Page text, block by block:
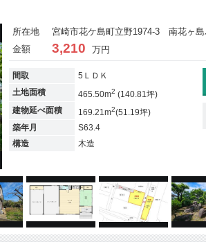
所在地
宮崎市花ケ島町立野1974-3 南花ヶ島
金額
3,210 万円
間取
5ＬＤＫ
土地面積
465.50m2 (140.81坪)
建物延べ面積
169.21m2(51.19坪)
築年月
S63.4
構造
木造